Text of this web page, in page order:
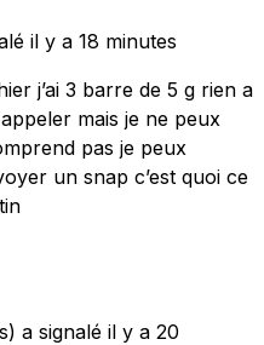
il y a 18 minutes
j’ai 3 barre de 5 g rien a
mais je ne peux
pas je peux
un snap c’est quoi ce
a signalé il y a 20